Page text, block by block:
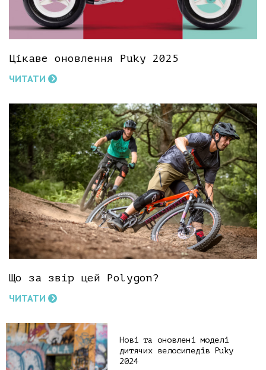
Цікаве оновлення Puky 2025
ЧИТАТИ
Що за звір цей Polygon?
ЧИТАТИ
Нові та оновлені моделі
дитячих велосипедів Puky
2024